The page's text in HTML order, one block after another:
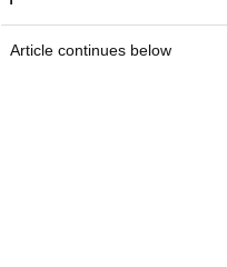
Article continues below